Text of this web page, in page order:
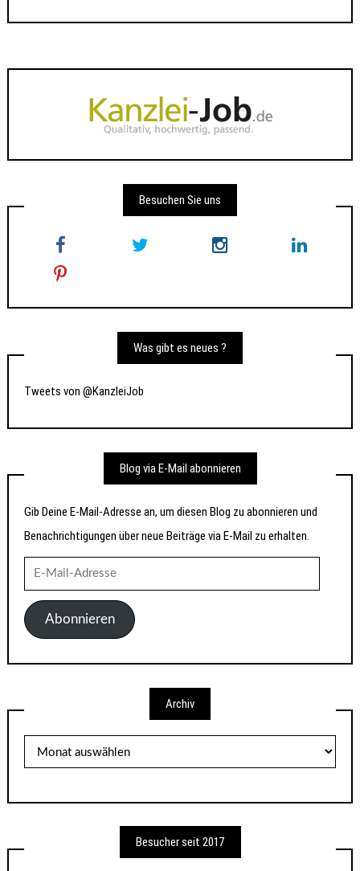
Besuchen Sie uns
Was gibt es neues ?
Tweets von @KanzleiJob
Blog via E-Mail abonnieren
Gib Deine E-Mail-Adresse an, um diesen Blog zu abonnieren und
Benachrichtigungen über neue Beiträge via E-Mail zu erhalten.
Mail-
AdresseAbonnieren
Archiv
Besucher seit 2017